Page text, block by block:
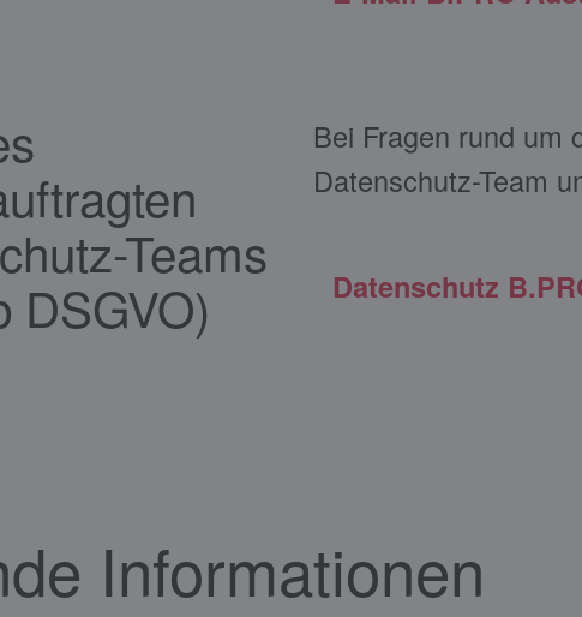
Teams
DSGVO)
Bei Fragen rund um
Datenschutz-Team
Datenschutz
Informationen